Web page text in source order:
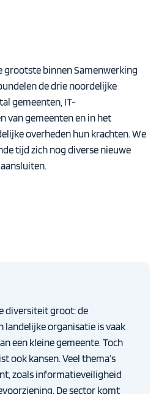
grootste binnen Samenwerking
de drie noordelijke
gemeenten, IT-
van gemeenten en in het
overheden hun krachten. We
tijd zich nog diverse nieuwe
diversiteit groot: de
landelijke organisatie is vaak
een kleine gemeente. Toch
ook kansen. Veel thema’s
zoals informatieveiligheid
De sector komt